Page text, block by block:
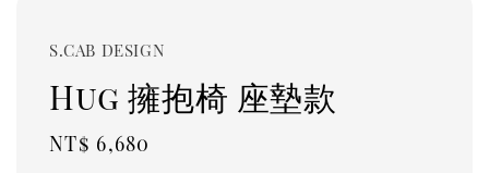
S.CAB DESIGN
Hug 擁抱椅 座墊款
Regular
NT$ 6,680